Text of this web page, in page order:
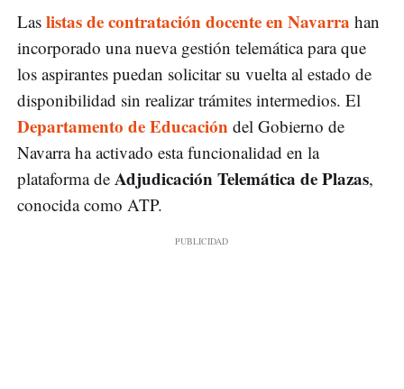
Las listas de contratación docente en Navarra han
incorporado una nueva gestión telemática para que
los aspirantes puedan solicitar su vuelta al estado de
disponibilidad sin realizar trámites intermedios. El
Departamento de Educación del Gobierno de
Navarra ha activado esta funcionalidad en la
plataforma de Adjudicación Telemática de Plazas,
conocida como ATP.